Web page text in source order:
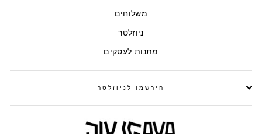
משלוחים
ניוזלטר
מתנות לעסקים
הירשמו לניוזלטר